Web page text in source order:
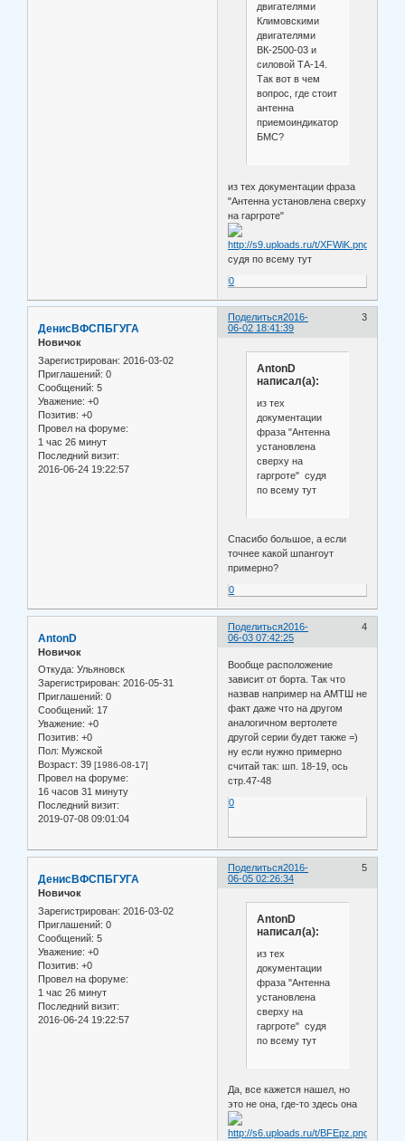
двигателями
Климовскими
двигателями
ВК-2500-03 и
силовой ТА-14.
Так вот в чем
вопрос, где стоит
антенна
приемоиндикатора
БМС?
из тех документации фраза
"Антенна установлена сверху
на гаргроте"
судя по всему тут
0
Поделиться 3
2016-
06-02 18:41:39
ДенисВФСПБГУГА
Новичок
Зарегистрирован: 2016-03-02
Приглашений: 0
Сообщений: 5
Уважение: +0
Позитив: +0
Провел на форуме:
1 час 26 минут
Последний визит:
2016-06-24 19:22:57
AntonD
написал(а):
из тех
документации
фраза "Антенна
установлена
сверху на
гаргроте" судя
по всему тут
Спасибо большое, а если
точнее какой шпангоут
примерно?
0
Поделиться 4
2016-
06-03 07:42:25
AntonD
Новичок
Откуда: Ульяновск
Зарегистрирован: 2016-05-31
Приглашений: 0
Сообщений: 17
Уважение: +0
Позитив: +0
Пол: Мужской
Возраст: 39 [1986-08-17]
Провел на форуме:
16 часов 31 минуту
Последний визит:
2019-07-08 09:01:04
Вообще расположение
зависит от борта. Так что
назвав например на АМТШ не
факт даже что на другом
аналогичном вертолете
другой серии будет также =)
ну если нужно примерно
считай так: шп. 18-19, ось
стр.47-48
0
Поделиться 5
2016-
06-05 02:26:34
ДенисВФСПБГУГА
Новичок
Зарегистрирован: 2016-03-02
Приглашений: 0
Сообщений: 5
Уважение: +0
Позитив: +0
Провел на форуме:
1 час 26 минут
Последний визит:
2016-06-24 19:22:57
AntonD
написал(а):
из тех
документации
фраза "Антенна
установлена
сверху на
гаргроте" судя
по всему тут
Да, все кажется нашел, но
это не она, где-то здесь она